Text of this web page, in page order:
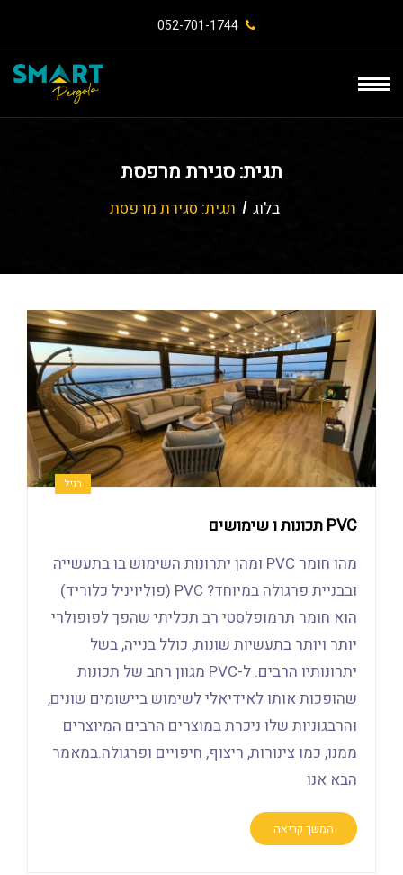
052-701-1744⁩
תגית:סגירת מרפסת
בלוג תגית: סגירת מרפסת
רגיל
PVC תכונות ו שימושים
מהו חומר PVC ומהן יתרונות השימוש בו בתעשייה
ובבניית פרגולה במיוחד? PVC (פוליויניל כלוריד)
הוא חומר תרמופלסטי רב תכליתי שהפך לפופולרי
יותר ויותר בתעשיות שונות, כולל בנייה, בשל
יתרונותיו הרבים. ל-PVC מגוון רחב של תכונות
שהופכות אותו לאידיאלי לשימוש ביישומים שונים,
והרבגוניות שלו ניכרת במוצרים הרבים המיוצרים
ממנו, כמו צינורות, ריצוף, חיפויים ופרגולה.במאמר
הבא אנו
המשך קריאה